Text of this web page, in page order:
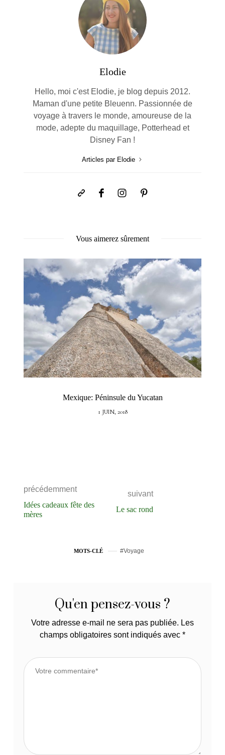
Elodie
Hello, moi c'est Elodie, je blog depuis 2012.
Maman d'une petite Bleuenn. Passionnée de
voyage à travers le monde, amoureuse de la
mode, adepte du maquillage, Potterhead et
Disney Fan !
Articles par Elodie
Vous aimerez sûrement
Mexique: Péninsule du Yucatan
1 JUIN, 2018
précédemment
Idées cadeaux fête des
mères
suivant
Le sac rond
MOTS-CLÉ Voyage
Qu'en pensez-vous ?
Votre adresse e-mail ne sera pas publiée. Les
champs obligatoires sont indiqués avec *